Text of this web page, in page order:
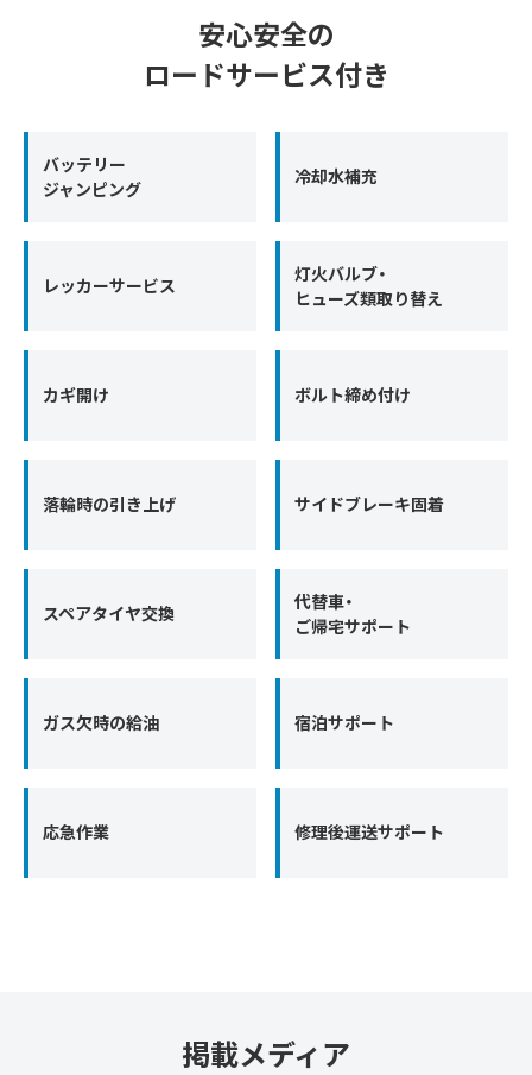
安心安全の
ロードサービス付き
バッテリー
ジャンピング
冷却水補充
レッカーサービス
灯火バルブ・
ヒューズ類取り替え
カギ開け ボルト締め付け
落輪時の引き上げ サイドブレーキ固着
スペアタイヤ交換
代替車・
ご帰宅サポート
ガス欠時の給油 宿泊サポート
応急作業 修理後運送サポート
掲載メディア